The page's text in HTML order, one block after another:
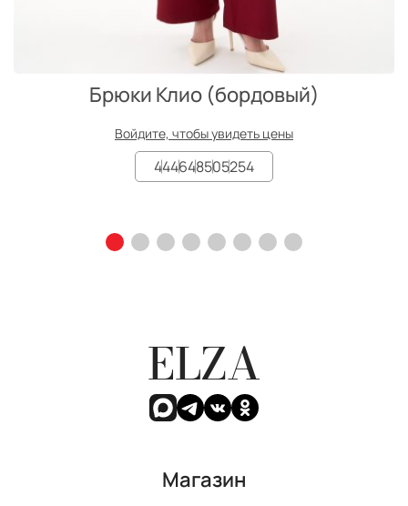
Брюки Клио (бордовый)
Войдите, чтобы увидеть цены
444648505254
ELZA
Магазин